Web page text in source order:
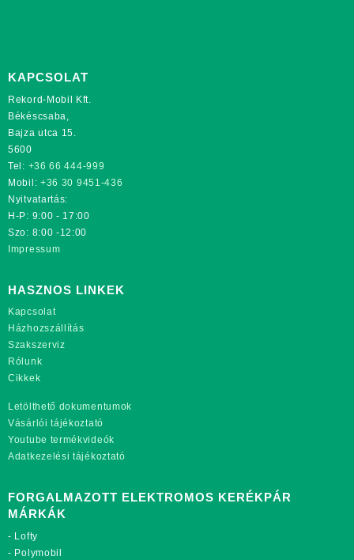
KAPCSOLAT
Rekord-Mobil Kft.
Békéscsaba,
Bajza utca 15.
5600
Tel: +36 66 444-999
Mobil: +36 30 9451-436
Nyitvatartás:
H-P: 9:00 - 17:00
Szo: 8:00 -12:00
Impressum
HASZNOS LINKEK
Kapcsolat
Házhozszállítás
Szakszerviz
Rólunk
Cikkek
Letölthető dokumentumok
Vásárlói tájékoztató
Youtube termékvideók
Adatkezelési tájékoztató
FORGALMAZOTT ELEKTROMOS KERÉKPÁR
MÁRKÁK
- Lofty
- Polymobil